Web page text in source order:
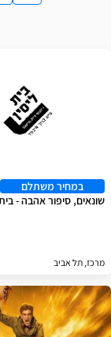
במחיר משתלם
שונאים, סיפור אהבה - בית
מרכז, תל אביב